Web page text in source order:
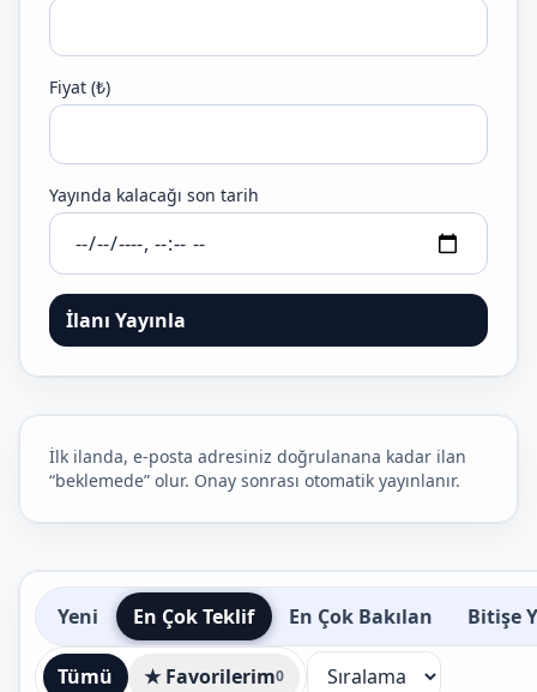
Fiyat (₺)
Yayında kalacağı son tarih
İlanı Yayınla
İlk ilanda, e-posta adresiniz doğrulanana kadar ilan
“beklemede” olur. Onay sonrası otomatik yayınlanır.
Yeni En Çok Teklif En Çok Bakılan Bitişe
Tümü ★ Favorilerim0